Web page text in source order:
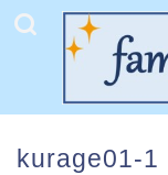
kurage01-1